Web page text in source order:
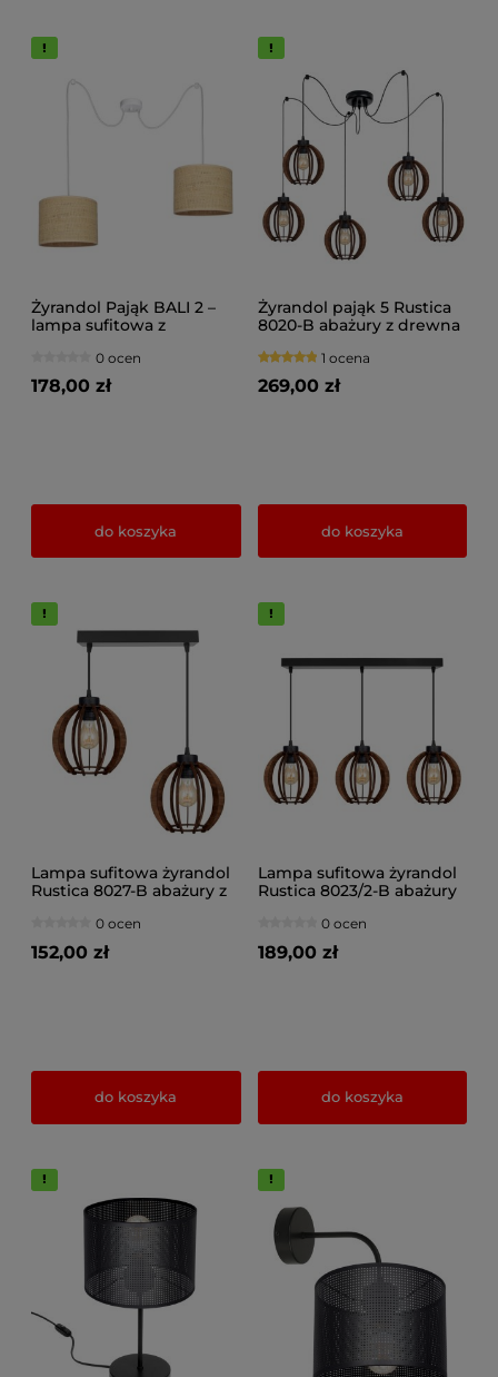
Żyrandol Pająk BALI 2 –
lampa sufitowa z
7422-B biały
0 ocen
178,00 zł
do koszyka
Żyrandol pająk 5 Rustica
8020-B abażury z drewna
1 ocena
269,00 zł
do koszyka
Lampa sufitowa żyrandol
Rustica 8027-B abażury z
0 ocen
152,00 zł
do koszyka
Lampa sufitowa żyrandol
Rustica 8023/2-B abażury
0 ocen
189,00 zł
do koszyka